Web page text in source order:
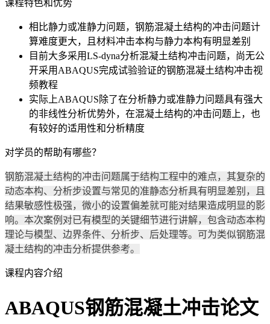
课程特色和优势
相比静力或准静力问题，钢筋混凝土结构的冲击问题计
算难度更大，且材料冲击本构与静力本构有明显差别
目前大多采用LS-dyna分析混凝土结构冲击问题，尚无公
开采用ABAQUS完成试验验证的钢筋混凝土结构冲击视
频教程
实际上ABAQUS除了在分析静力或准静力问题具有强大
的非线性分析优势外，在混凝土结构的冲击问题上，也
有较好的适用性和分析精度
对学员的帮助有哪些？
钢筋混凝土结构的冲击问题属于结构工程中的难点，其复杂的
动态本构、分析步设置与常见的准静态分析具有明显差别，且
结果敏感性极强，微小的设置偏差就可能对结果造成明显的影
响。本次案例对已有模型的关键细节进行讲解，包含动态本构
理论与模型、边界条件、分析步、后处理等。可为类似钢筋混
凝土结构的冲击分析提供参考。
课程内容介绍
ABAQUS钢筋混凝土冲击论文